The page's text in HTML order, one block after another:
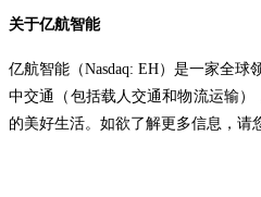
关于亿航智能
亿航智能（Nasdaq: EH）是一家全
中交通（包括载人交通和物流运输
的美好生活。如欲了解更多信息，请